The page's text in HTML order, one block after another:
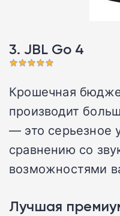
3. JBL Go 4
Крошечная
производит
— это серьезное
сравнению со
возможностями
Лучшая